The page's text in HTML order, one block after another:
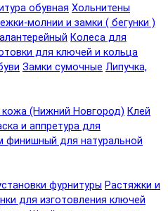
обувная Хольнитены
молнии и замки ( бегунки )
Колеса для
для ключей и кольца
Замки сумочные Липучка,
(Нижний Новгород) Клей
и аппретура для
финишный для натуральной
фурнитуры Растяжки и
для изготовления ключей